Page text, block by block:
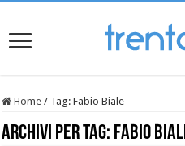
Home / Tag:Fabio Biale
Archivi per tag: Fabio